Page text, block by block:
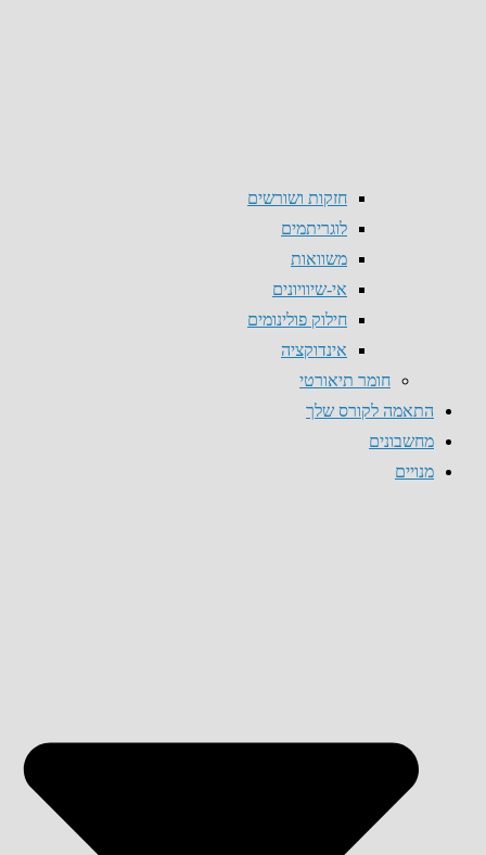
חזקות ושורשים
לוגריתמים
משוואות
אי-שיוויונים
חילוק פולינומים
אינדוקציה
חומר תיאורטי
התאמה לקורס שלך
מחשבונים
מנויים